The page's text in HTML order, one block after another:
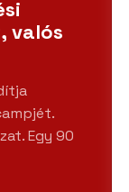
valós
Egy 90